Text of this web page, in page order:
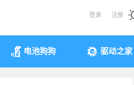
登录 注册
电池狗狗 驱动之家